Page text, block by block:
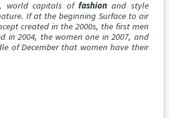
, world capitals of fashionand style
If at the beginning Surface to air
created in the 2000s, the first men
in 2004, the women one in 2007, and
of December that women have their